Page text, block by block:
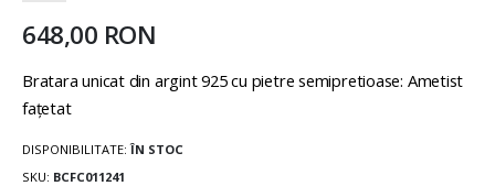
648,00 RON
Bratara unicat din argint 925 cu pietre semipretioase: Ametist
fațetat
DISPONIBILITATE: ÎN STOC
SKU BCFC011241